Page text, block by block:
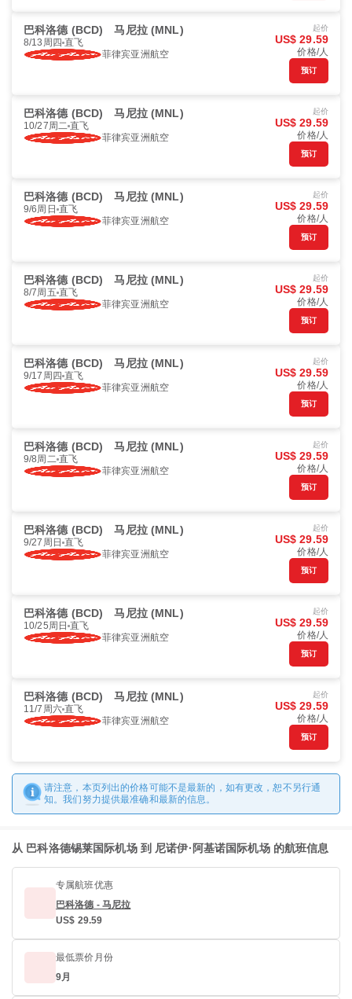
巴科洛德 (BCD) 马尼拉 (MNL)
8/13周四 直飞
菲律宾亚洲航空
起价
US$ 29.59
价格/人
预订
巴科洛德 (BCD) 马尼拉 (MNL)
10/27周二 直飞
菲律宾亚洲航空
起价
US$ 29.59
价格/人
预订
巴科洛德 (BCD) 马尼拉 (MNL)
9/6周日 直飞
菲律宾亚洲航空
起价
US$ 29.59
价格/人
预订
巴科洛德 (BCD) 马尼拉 (MNL)
8/7周五 直飞
菲律宾亚洲航空
起价
US$ 29.59
价格/人
预订
巴科洛德 (BCD) 马尼拉 (MNL)
9/17周四 直飞
菲律宾亚洲航空
起价
US$ 29.59
价格/人
预订
巴科洛德 (BCD) 马尼拉 (MNL)
9/8周二 直飞
菲律宾亚洲航空
起价
US$ 29.59
价格/人
预订
巴科洛德 (BCD) 马尼拉 (MNL)
9/27周日 直飞
菲律宾亚洲航空
起价
US$ 29.59
价格/人
预订
巴科洛德 (BCD) 马尼拉 (MNL)
10/25周日 直飞
菲律宾亚洲航空
起价
US$ 29.59
价格/人
预订
巴科洛德 (BCD) 马尼拉 (MNL)
11/7周六 直飞
菲律宾亚洲航空
起价
US$ 29.59
价格/人
预订
请注意，本页列出的价格可能不是最新的，如有更改，恕不另行通
知。我们努力提供最准确和最新的信息。
从 巴科洛德锡莱国际机场 到 尼诺伊·阿基诺国际机场 的航班信息
专属航班优惠
巴科洛德 - 马尼拉
US$ 29.59
最低票价月份
9月